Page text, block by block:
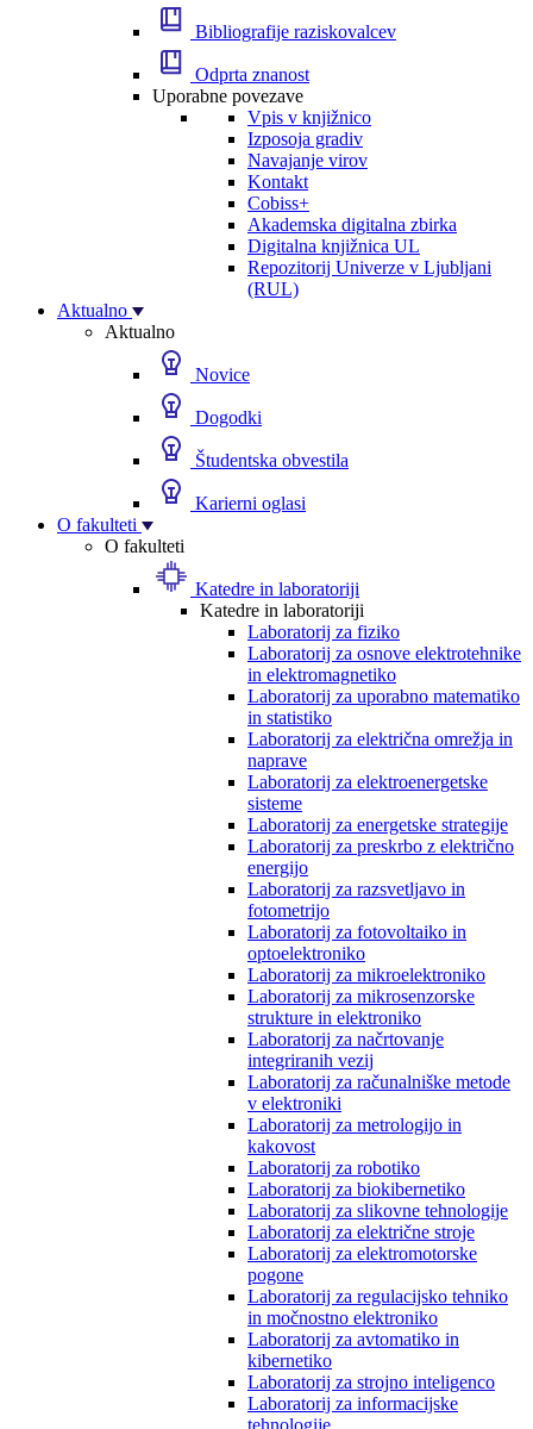
Bibliografije raziskovalcev
Odprta znanost
Uporabne povezave
Vpis v knjižnico
Izposoja gradiv
Navajanje virov
Kontakt
Cobiss+
Akademska digitalna zbirka
Digitalna knjižnica UL
Repozitorij Univerze v Ljubljani
(RUL)
Aktualno
Aktualno
Novice
Dogodki
Študentska obvestila
Karierni oglasi
O fakulteti
O fakulteti
Katedre in laboratoriji
Katedre in laboratoriji
Laboratorij za fiziko
Laboratorij za osnove elektrotehnike
in elektromagnetiko
Laboratorij za uporabno matematiko
in statistiko
Laboratorij za električna omrežja in
naprave
Laboratorij za elektroenergetske
sisteme
Laboratorij za energetske strategije
Laboratorij za preskrbo z električno
energijo
Laboratorij za razsvetljavo in
fotometrijo
Laboratorij za fotovoltaiko in
optoelektroniko
Laboratorij za mikroelektroniko
Laboratorij za mikrosenzorske
strukture in elektroniko
Laboratorij za načrtovanje
integriranih vezij
Laboratorij za računalniške metode
v elektroniki
Laboratorij za metrologijo in
kakovost
Laboratorij za robotiko
Laboratorij za biokibernetiko
Laboratorij za slikovne tehnologije
Laboratorij za električne stroje
Laboratorij za elektromotorske
pogone
Laboratorij za regulacijsko tehniko
in močnostno elektroniko
Laboratorij za avtomatiko in
kibernetiko
Laboratorij za strojno inteligenco
Laboratorij za informacijske
tehnologije